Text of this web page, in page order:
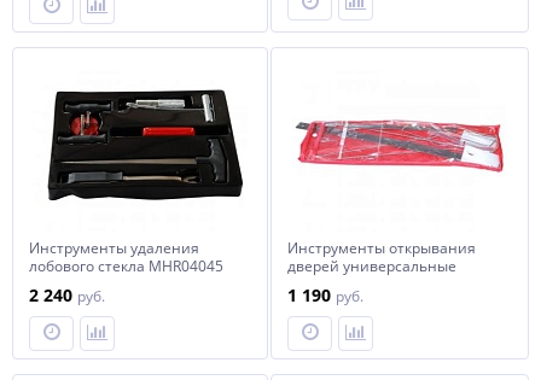
Инструменты удаления
лобового стекла MHR04045
2 240 руб.
Инструменты открывания
дверей универсальные
1 190 руб.